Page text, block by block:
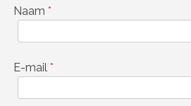
Naam *
E-mail *